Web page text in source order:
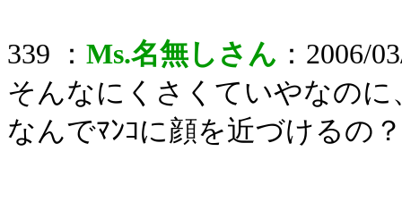
339 ： Ms.名無しさん ：2006/
そんなにくさくていやなのに
なんでﾏﾝｺに顔を近づけるの？